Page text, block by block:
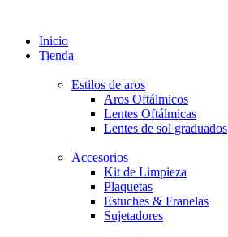
Inicio
Tienda
Estilos de aros
Aros Oftálmicos
Lentes Oftálmicas
Lentes de sol graduados
Accesorios
Kit de Limpieza
Plaquetas
Estuches & Franelas
Sujetadores